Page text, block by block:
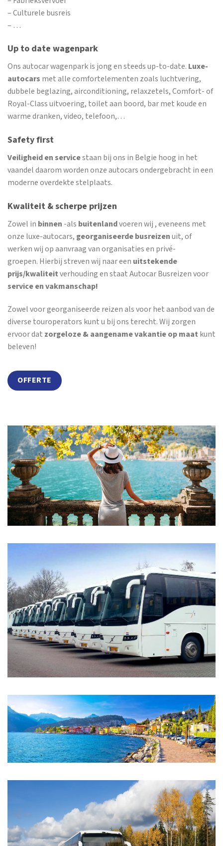
– Culturele busreis
– …
Up to date wagenpark
Ons autocar wagenpark is jong en steeds up-to-date. Luxe-
autocars met alle comfortelementen zoals luchtvering,
dubbele beglazing, airconditioning, relaxzetels, Comfort- of
Royal-Class uitvoering, toilet aan boord, bar met koude en
warme dranken, video, telefoon,…
Safety first
Veiligheid en servicestaan bij ons in Belgie hoog in het
vaandel daarom worden onze autocars ondergebracht in een
moderne overdekte stelplaats.
Kwaliteit & scherpe prijzen
Zowel in binnen -als buitenlandvoeren wij , eveneens met
onze luxe-autocars, georganiseerde busreizenuit, of
werken wij op aanvraag van organisaties en privé-
groepen. Hierbij streven wij naar een uitstekende
prijs/kwaliteitverhouding en staat Autocar Busreizen voor
service en vakmanschap!
Zowel voor georganiseerde reizen als voor het aanbod van de
diverse touroperators kunt u bij ons terecht. Wij zorgen
ervoor dat zorgeloze & aangename vakantie op maat kunt
beleven!
OFFERTE